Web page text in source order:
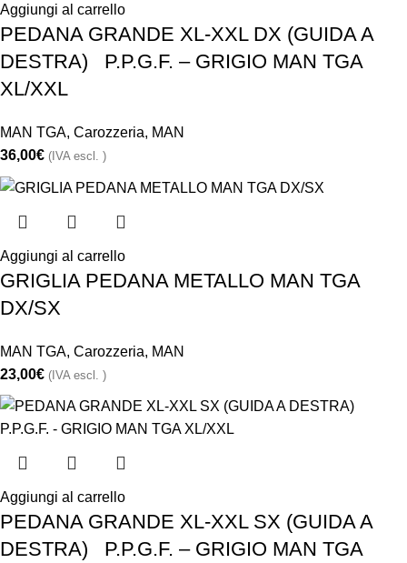
Aggiungi al carrello
PEDANA GRANDE XL-XXL DX (GUIDA A
DESTRA) P.P.G.F. – GRIGIO MAN TGA
XL/XXL
MAN TGA, Carozzeria, MAN
36,00€ (IVA escl. )
Aggiungi al carrello
GRIGLIA PEDANA METALLO MAN TGA
DX/SX
MAN TGA, Carozzeria, MAN
23,00€ (IVA escl. )
Aggiungi al carrello
PEDANA GRANDE XL-XXL SX (GUIDA A
DESTRA) P.P.G.F. – GRIGIO MAN TGA